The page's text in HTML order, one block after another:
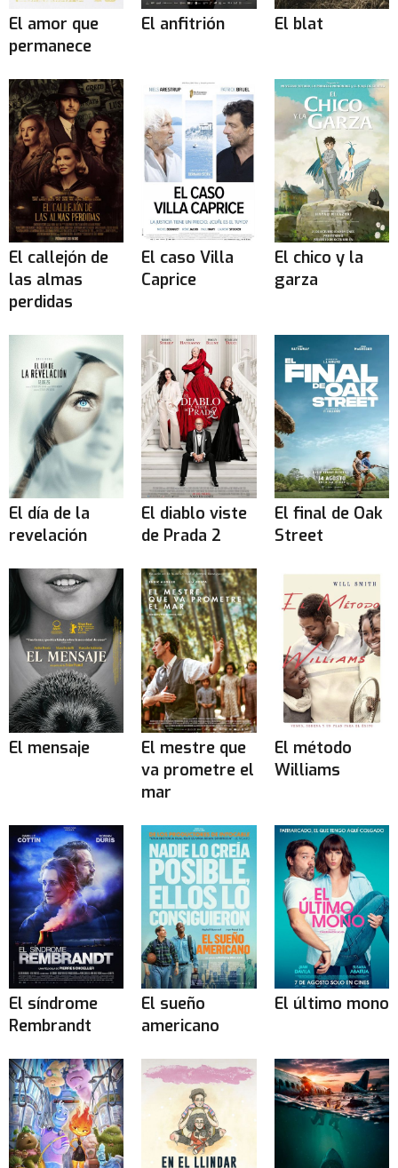
El amor que
permanece
El anfitrión El blat
El callejón de
las almas
perdidas
El caso Villa
Caprice
El chico y la
garza
El día de la
revelación
El diablo viste
de Prada 2
El final de Oak
Street
El mensaje
El mestre que
va prometre el
mar
El método
Williams
El síndrome
Rembrandt
El sueño
americano
El último mono